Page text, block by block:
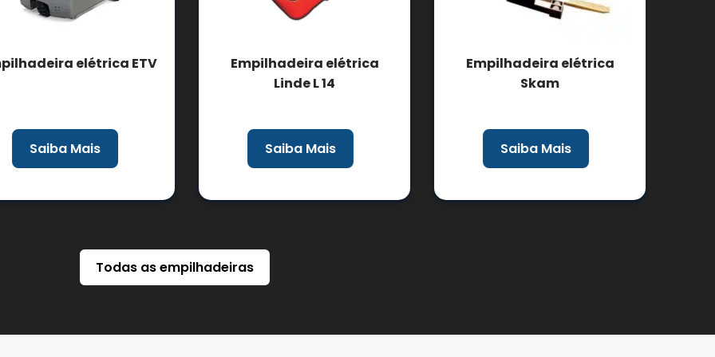
elétrica ETV
Saiba Mais
Empilhadeira elétrica
Linde L 14
Saiba Mais
Empilhadeira elétrica
Skam
Saiba Mais
Todas as empilhadeiras